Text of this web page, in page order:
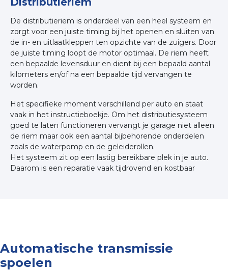
De distributieriem is onderdeel van een heel systeem en
zorgt voor een juiste timing bij het openen en sluiten van
de in- en uitlaatkleppen ten opzichte van de zuigers. Door
de juiste timing loopt de motor optimaal. De riem heeft
een bepaalde levensduur en dient bij een bepaald aantal
kilometers en/of na een bepaalde tijd vervangen te
worden.
Het specifieke moment verschillend per auto en staat
vaak in het instructieboekje. Om het distributiesysteem
goed te laten functioneren vervangt je garage niet alleen
de riem maar ook een aantal bijbehorende onderdelen
zoals de waterpomp en de geleiderollen.
Het systeem zit op een lastig bereikbare plek in je auto.
Daarom is een reparatie vaak tijdrovend en kostbaar
Automatische transmissie
spoelen